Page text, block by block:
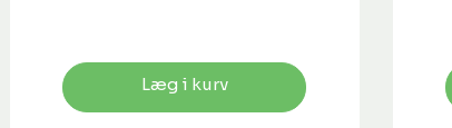
Læg i kurv